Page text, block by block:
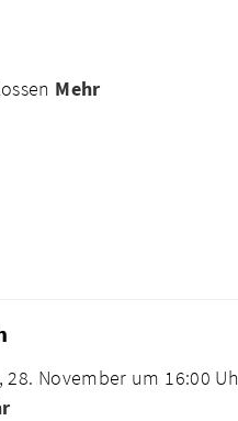
Mehr
November um 16:00